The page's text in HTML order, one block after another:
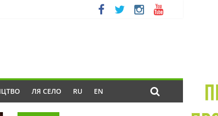
ЛЯ СЕЛО RU EN